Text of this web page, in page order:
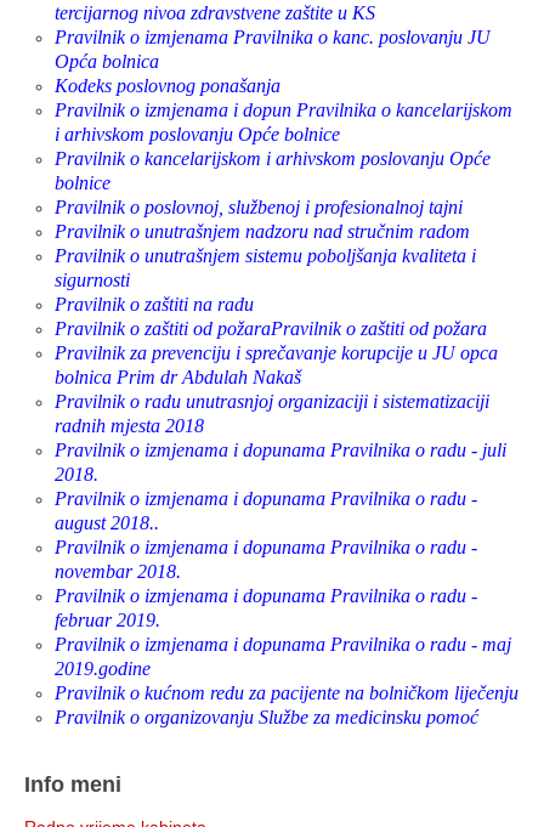
tercijarnog nivoa zdravstvene zaštite u KS
Pravilnik o izmjenama Pravilnika o kanc. poslovanju JU
Opća bolnica
Kodeks poslovnog ponašanja
Pravilnik o izmjenama i dopun Pravilnika o kancelarijskom
i arhivskom poslovanju Opće bolnice
Pravilnik o kancelarijskom i arhivskom poslovanju Opće
bolnice
Pravilnik o poslovnoj, službenoj i profesionalnoj tajni
Pravilnik o unutrašnjem nadzoru nad stručnim radom
Pravilnik o unutrašnjem sistemu poboljšanja kvaliteta i
sigurnosti
Pravilnik o zaštiti na radu
Pravilnik o zaštiti od požaraPravilnik o zaštiti od požara
Pravilnik za prevenciju i sprečavanje korupcije u JU opca
bolnica Prim dr Abdulah Nakaš
Pravilnik o radu unutrasnjoj organizaciji i sistematizaciji
radnih mjesta 2018
Pravilnik o izmjenama i dopunama Pravilnika o radu - juli
2018.
Pravilnik o izmjenama i dopunama Pravilnika o radu -
august 2018..
Pravilnik o izmjenama i dopunama Pravilnika o radu -
novembar 2018.
Pravilnik o izmjenama i dopunama Pravilnika o radu -
februar 2019.
Pravilnik o izmjenama i dopunama Pravilnika o radu - maj
2019.godine
Pravilnik o kućnom redu za pacijente na bolničkom liječenju
Pravilnik o organizovanju Službe za medicinsku pomoć
Info meni